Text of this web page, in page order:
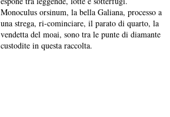
Monoculus orsinum, la bella Galiana, processo a
una strega, ri-cominciare, il parato di quarto, la
vendetta del moai, sono tra le punte di diamante
custodite in questa raccolta.